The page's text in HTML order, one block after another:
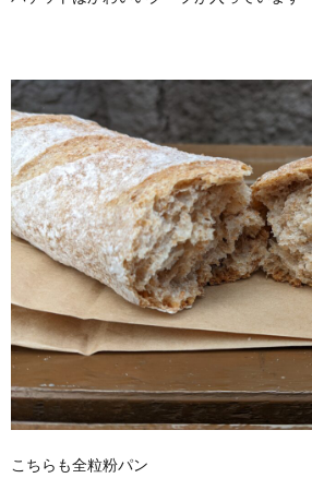
こちらも全粒粉パン